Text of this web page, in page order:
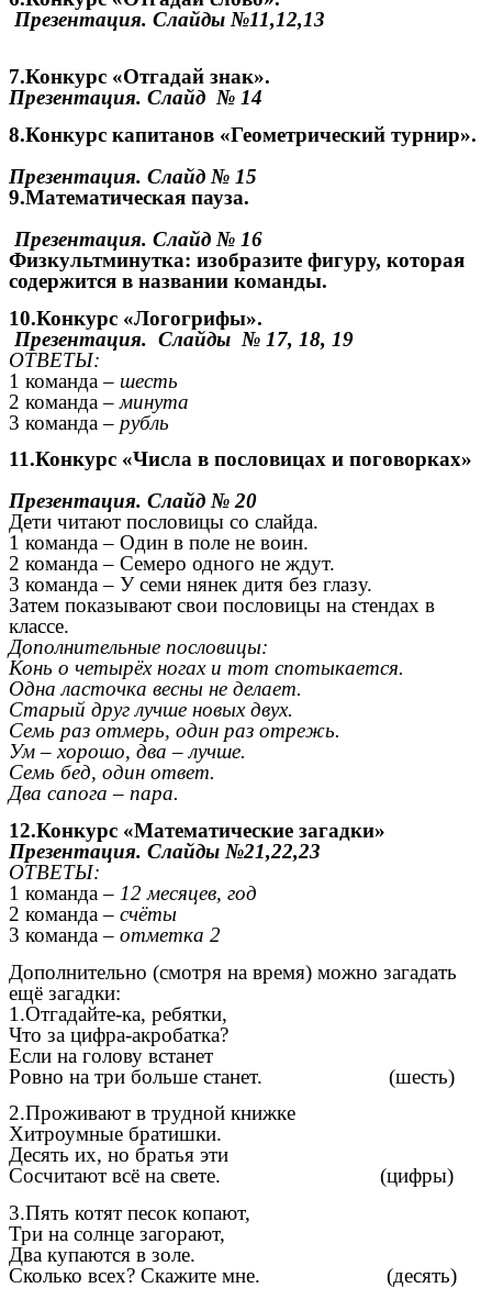
Презентация. Слайды №11,12,13
7.Конкурс «Отгадай знак».
Презентация. Слайд № 14
8.Конкурс капитанов «Геометрический турнир».
Презентация. Слайд № 15
9.Математическая пауза.
Презентация. Слайд № 16
Физкультминутка: изобразите фигуру, которая
содержится в названии команды.
10.Конкурс «Логогрифы».
Презентация. Слайды № 17, 18, 19
ОТВЕТЫ:
1 команда – шесть
2 команда –минута
3 команда – рубль
11.Конкурс «Числа в пословицах и поговорках»
Презентация. Слайд № 20
Дети читают пословицы со слайда.
1 команда – Один в поле не воин.
2 команда – Семеро одного не ждут.
3 команда – У семи нянек дитя без глазу.
Затем показывают свои пословицы на стендах в
классе.
Дополнительные пословицы:
Конь о четырёх ногах и тот спотыкается.
Одна ласточка весны не делает.
Старый друг лучше новых двух.
Семь раз отмерь, один раз отрежь.
Ум – хорошо, два – лучше.
Семь бед, один ответ.
Два сапога – пара.
12.Конкурс «Математические загадки»
Презентация. Слайды №21,22,23
ОТВЕТЫ:
1 команда – 12 месяцев, год
2 команда – счёты
3 команда – отметка 2
Дополнительно (смотря на время) можно загадать
ещё загадки:
1.Отгадайте-ка, ребятки,
Что за цифра-акробатка?
Если на голову встанет
Ровно на три больше станет. (шесть)
2.Проживают в трудной книжке
Хитроумные братишки.
Десять их, но братья эти
Сосчитают всё на свете. (цифры)
3.Пять котят песок копают,
Три на солнце загорают,
Два купаются в золе.
Сколько всех? Скажите мне. (десять)